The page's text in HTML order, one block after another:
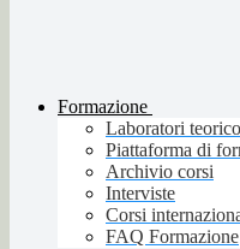
Formazione
Laboratori
Piattaforma di
Archivio corsi
Interviste
Corsi
FAQ Formazione